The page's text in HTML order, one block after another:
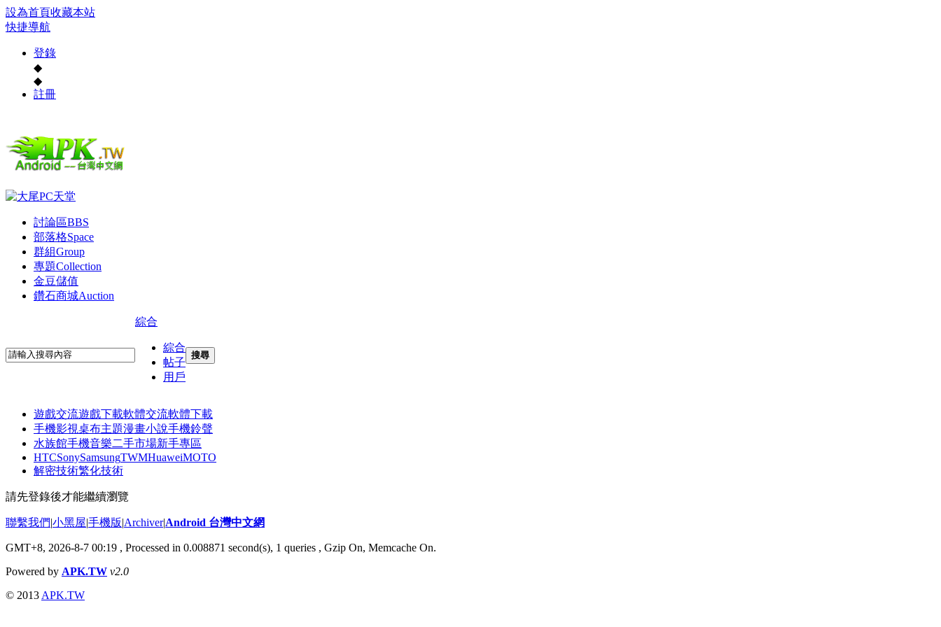
設為首頁收藏本站
快捷導航
登錄
◆
◆
註冊
討論區BBS
部落格Space
群組Group
專題Collection
金豆儲值
鑽石商城Auction
綜合
綜合
帖子
用戶
搜尋
遊戲交流遊戲下載軟體交流軟體下載
手機影視桌布主題漫畫小說手機鈴聲
水族館手機音樂二手市場新手專區
HTCSonySamsungTWMHuaweiMOTO
解密技術繁化技術
請先登錄後才能繼續瀏覽
聯繫我們|小黑屋|手機版|Archiver|Android 台灣中文網
GMT+8, 2026-8-7 00:19 , Processed in 0.008871 second(s), 1 queries , Gzip On, Memcache On.
Powered by APK.TW v2.0
© 2013 APK.TW